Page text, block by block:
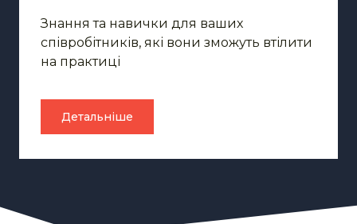
Знання та навички для ваших
співробітників, які вони зможуть втілити
на практиці
Детальніше